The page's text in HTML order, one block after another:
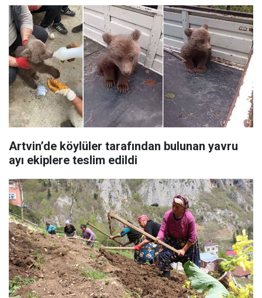
Artvin’de köylüler tarafından bulunan yavru
ayı ekiplere teslim edildi